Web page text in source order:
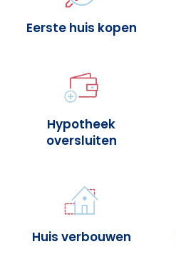
Eerste huis kopen
Hypotheek
oversluiten
Huis verbouwen